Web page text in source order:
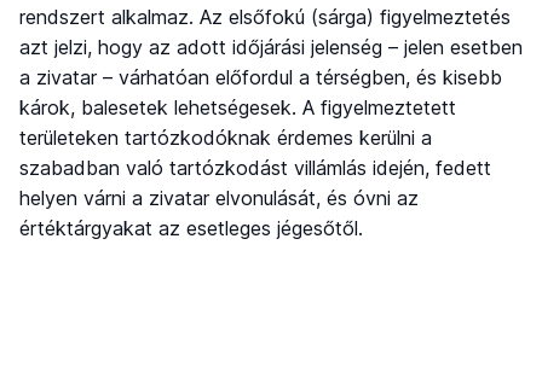
rendszert alkalmaz. Az elsőfokú (sárga) figyelmeztetés
azt jelzi, hogy az adott időjárási jelenség – jelen esetben
a zivatar – várhatóan előfordul a térségben, és kisebb
károk, balesetek lehetségesek. A figyelmeztetett
területeken tartózkodóknak érdemes kerülni a
szabadban való tartózkodást villámlás idején, fedett
helyen várni a zivatar elvonulását, és óvni az
értéktárgyakat az esetleges jégesőtől.